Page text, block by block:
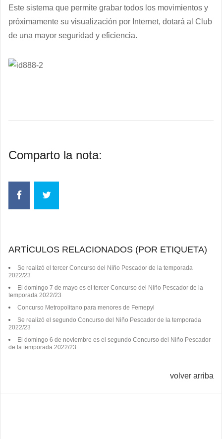
Este sistema que permite grabar todos los movimientos y
próximamente su visualización por Internet, dotará al Club
de una mayor seguridad y eficiencia.
Comparto la nota:
ARTÍCULOS RELACIONADOS (POR ETIQUETA)
Se realizó el tercer Concurso del Niño Pescador de la temporada
2022/23
El domingo 7 de mayo es el tercer Concurso del Niño Pescador de la
temporada 2022/23
Concurso Metropolitano para menores de Femepyl
Se realizó el segundo Concurso del Niño Pescador de la temporada
2022/23
El domingo 6 de noviembre es el segundo Concurso del Niño Pescador
de la temporada 2022/23
volver arriba